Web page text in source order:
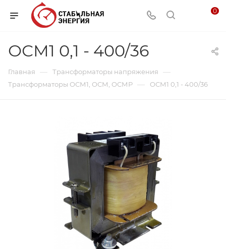
0
ОСМ1 0,1 - 400/36
Главная — Трансформаторы напряжения —
Трансформаторы ОСМ1, ОСМ, ОСМР — ОСМ1 0,1 - 400/36